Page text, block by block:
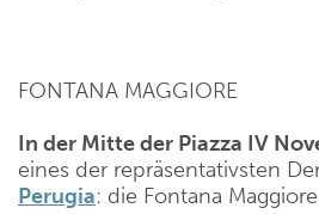
FONTANA MAGGIORE
In der Mitte der Piazza IV
eines der repräsentativsten
Perugia: die Fontana